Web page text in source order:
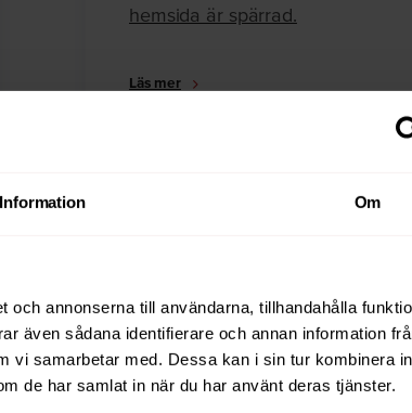
Information Om
annonserna till användarna, tillhandahålla
även sådana identifierare och annan information
vi samarbetar med. Dessa kan i sin tur kombinera
de har samlat in när du har använt deras tjänster.
hemsida är spärrad.
Läs mer
trying to reach